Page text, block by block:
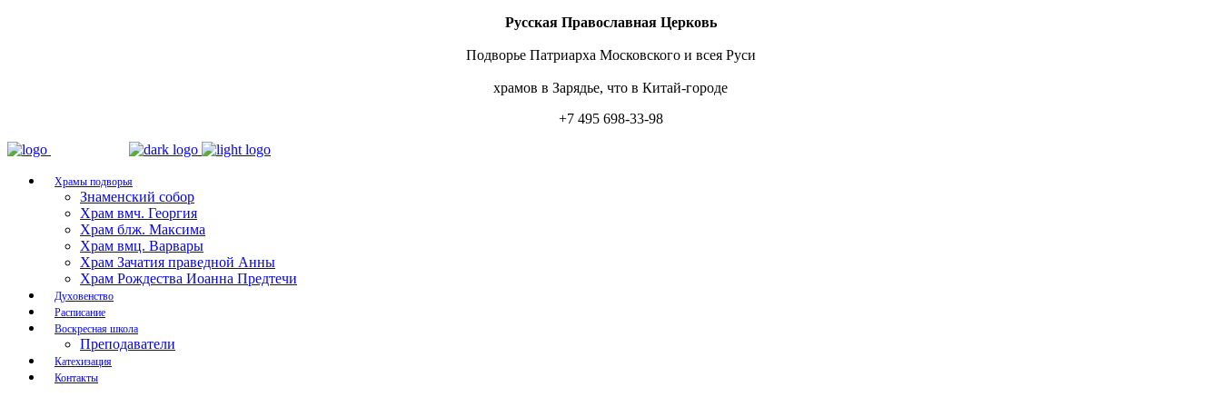
Русская Православная Церковь
Подворье Патриарха Московского и всея Руси
храмов в Зарядье, что в Китай-городе
+7 495 698-33-98
Храмы подворья
Знаменский собор
Храм вмч. Георгия
Храм блж. Максима
Храм вмц. Варвары
Храм Зачатия праведной Анны
Храм Рождества Иоанна Предтечи
Духовенство
Расписание
Воскресная школа
Преподаватели
Катехизация
Контакты